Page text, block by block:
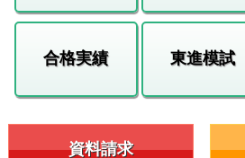
合格実績 東進模試
資料請求